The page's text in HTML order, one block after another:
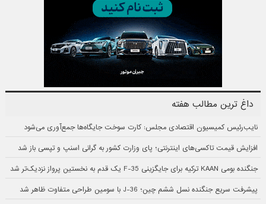
داغ ترین مطالب هفته
نایب‌رئیس کمیسیون اقتصادی مجلس: کارت سوخت جایگاه‌ها جمع‌آوری می‌شود
افزایش قیمت تاکسی‌های اینترنتی؛ پای وزارت کشور به گرانی اسنپ و تپسی باز شد
جنگنده بومی KAAN ترکیه برای جایگزینی F-35 یک قدم به نخستین پرواز نزدیک‌تر شد
پیشرفت سریع جنگنده نسل ششم چین؛ J-36 با سومین طراحی متفاوت ظاهر شد